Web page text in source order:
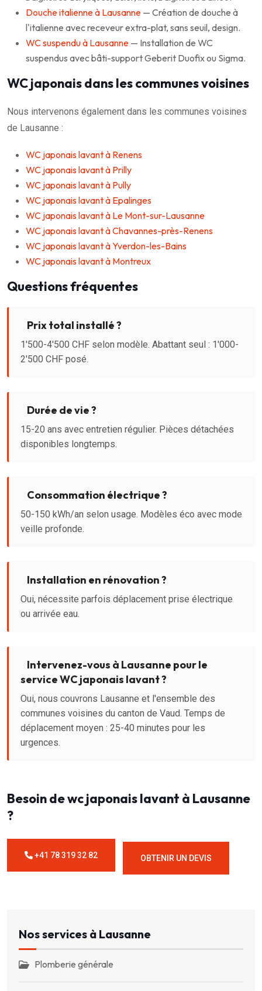
Douche italienne à Lausanne — Création de douche à
l'italienne avec receveur extra-plat, sans seuil, design.
WC suspendu à Lausanne — Installation de WC
suspendus avec bâti-support Geberit Duofix ou Sigma.
WC japonais dans les communes voisines
Nous intervenons également dans les communes voisines
de Lausanne :
WC japonais lavant à Renens
WC japonais lavant à Prilly
WC japonais lavant à Pully
WC japonais lavant à Epalinges
WC japonais lavant à Le Mont-sur-Lausanne
WC japonais lavant à Chavannes-près-Renens
WC japonais lavant à Yverdon-les-Bains
WC japonais lavant à Montreux
Questions fréquentes
Prix total installé ?
1'500-4'500 CHF selon modèle. Abattant seul : 1'000-
2'500 CHF posé.
Durée de vie ?
15-20 ans avec entretien régulier. Pièces détachées
disponibles longtemps.
Consommation électrique ?
50-150 kWh/an selon usage. Modèles éco avec mode
veille profonde.
Installation en rénovation ?
Oui, nécessite parfois déplacement prise électrique
ou arrivée eau.
Intervenez-vous à Lausanne pour le
service WC japonais lavant ?
Oui, nous couvrons Lausanne et l'ensemble des
communes voisines du canton de Vaud. Temps de
déplacement moyen : 25-40 minutes pour les
urgences.
Besoin de wc japonais lavant à Lausanne
?
+41 78 319 32 82 OBTENIR UN DEVIS
Nos services à Lausanne
Plomberie générale